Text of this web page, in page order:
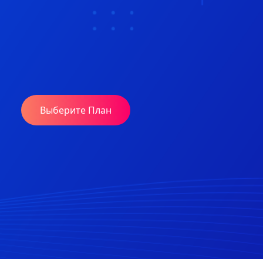
Выберите План